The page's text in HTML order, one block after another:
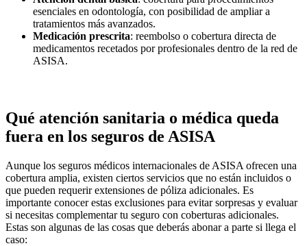
esenciales en odontología, con posibilidad de ampliar a
tratamientos más avanzados.
Medicación prescrita: reembolso o cobertura directa de
medicamentos recetados por profesionales dentro de la red de
ASISA.
Qué atención sanitaria o médica queda
fuera en los seguros de ASISA
Aunque los seguros médicos internacionales de ASISA ofrecen una
cobertura amplia, existen ciertos servicios que no están incluidos o
que pueden requerir extensiones de póliza adicionales. Es
importante conocer estas exclusiones para evitar sorpresas y evaluar
si necesitas complementar tu seguro con coberturas adicionales.
Estas son algunas de las cosas que deberás abonar a parte si llega el
caso: